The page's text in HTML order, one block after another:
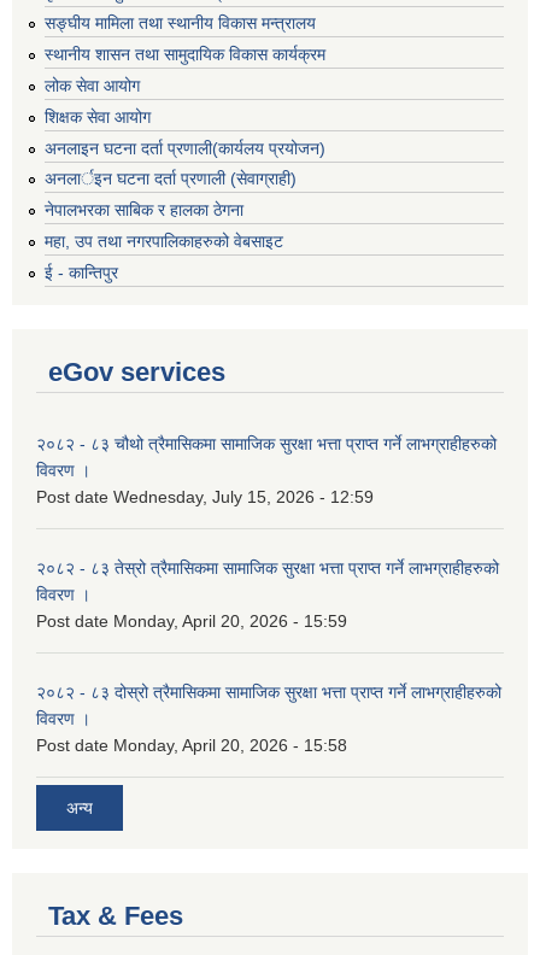
सङ्घीय मामिला तथा स्थानीय विकास मन्त्रालय
स्थानीय शासन तथा सामुदायिक विकास कार्यक्रम
लोक सेवा आयोग
शिक्षक सेवा आयोग
अनलाइन घटना दर्ता प्रणाली(कार्यलय प्रयोजन)
अनलार्इन घटना दर्ता प्रणाली (सेवाग्राही)
नेपालभरका साबिक र हालका ठेगना
महा, उप तथा नगरपालिकाहरुको वेबसाइट
ई - कान्तिपुर
eGov services
२०८२ - ८३ चौथो त्रैमासिकमा सामाजिक सुरक्षा भत्ता प्राप्त गर्ने लाभग्राहीहरुको
विवरण ।
Post date Wednesday, July 15, 2026 - 12:59
२०८२ - ८३ तेस्रो त्रैमासिकमा सामाजिक सुरक्षा भत्ता प्राप्त गर्ने लाभग्राहीहरुको
विवरण ।
Post date Monday, April 20, 2026 - 15:59
२०८२ - ८३ दोस्रो त्रैमासिकमा सामाजिक सुरक्षा भत्ता प्राप्त गर्ने लाभग्राहीहरुको
विवरण ।
Post date Monday, April 20, 2026 - 15:58
अन्य
Tax & Fees